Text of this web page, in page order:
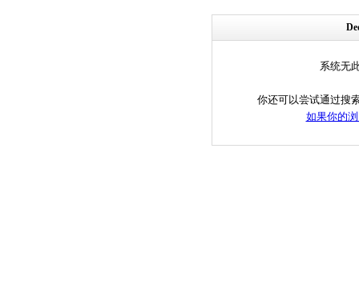
系统无
你还可以尝试通过搜
如果你的